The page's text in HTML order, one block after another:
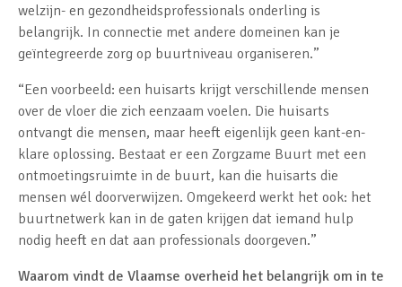
welzijn- en gezondheidsprofessionals onderling is
belangrijk. In connectie met andere domeinen kan je
geïntegreerde zorg op buurtniveau organiseren.”
“Een voorbeeld: een huisarts krijgt verschillende mensen
over de vloer die zich eenzaam voelen. Die huisarts
ontvangt die mensen, maar heeft eigenlijk geen kant-en-
klare oplossing. Bestaat er een Zorgzame Buurt met een
ontmoetingsruimte in de buurt, kan die huisarts die
mensen wél doorverwijzen. Omgekeerd werkt het ook: het
buurtnetwerk kan in de gaten krijgen dat iemand hulp
nodig heeft en dat aan professionals doorgeven.”
Waarom vindt de Vlaamse overheid het belangrijk om in te